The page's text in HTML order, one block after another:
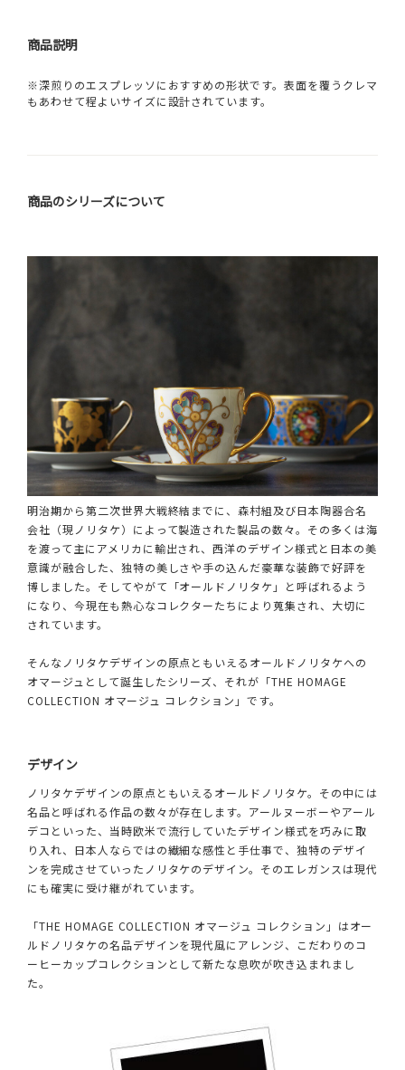
商品説明
※深煎りのエスプレッソにおすすめの形状です。表面を覆うクレマ
もあわせて程よいサイズに設計されています。
商品のシリーズについて
明治期から第二次世界大戦終結までに、森村組及び日本陶器合名
会社（現ノリタケ）によって製造された製品の数々。その多くは海
を渡って主にアメリカに輸出され、西洋のデザイン様式と日本の美
意識が融合した、独特の美しさや手の込んだ豪華な装飾で好評を
博しました。そしてやがて「オールドノリタケ」と呼ばれるよう
になり、今現在も熱心なコレクターたちにより蒐集され、大切に
されています。
そんなノリタケデザインの原点ともいえるオールドノリタケへの
オマージュとして誕生したシリーズ、それが「THE HOMAGE
COLLECTION オマージュ コレクション」です。
デザイン
ノリタケデザインの原点ともいえるオールドノリタケ。その中には
名品と呼ばれる作品の数々が存在します。アールヌーボーやアール
デコといった、当時欧米で流行していたデザイン様式を巧みに取
り入れ、日本人ならではの繊細な感性と手仕事で、独特のデザイ
ンを完成させていったノリタケのデザイン。そのエレガンスは現代
にも確実に受け継がれています。
「THE HOMAGE COLLECTION オマージュ コレクション」はオー
ルドノリタケの名品デザインを現代風にアレンジ、こだわりのコ
ーヒーカップコレクションとして新たな息吹が吹き込まれまし
た。